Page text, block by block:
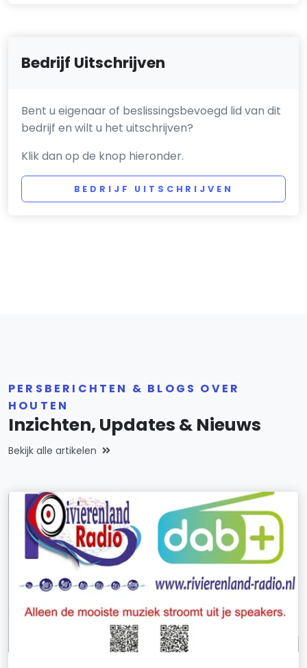
Bedrijf Uitschrijven
Bent u eigenaar of beslissingsbevoegd lid van dit
bedrijf en wilt u het uitschrijven?
Klik dan op de knop hieronder.
BEDRIJF UITSCHRIJVEN
PERSBERICHTEN & BLOGS OVER
HOUTEN
Inzichten, Updates & Nieuws
Bekijk alle artikelen